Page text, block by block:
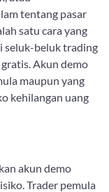
tentang pasar
satu cara yang
seluk-beluk trading
Akun demo
maupun yang
kehilangan uang
akun demo
Trader pemula